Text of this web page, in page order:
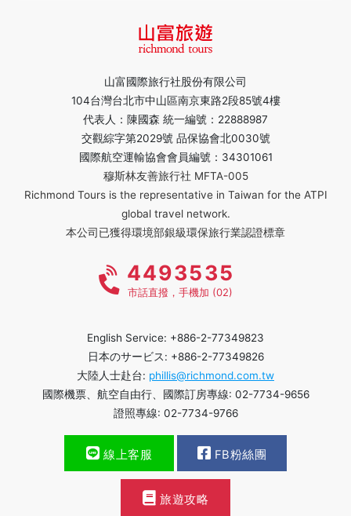
山富國際旅行社股份有限公司
104台灣台北市中山區南京東路2段85號4樓
代表人：陳國森 統一編號：22888987
交觀綜字第2029號 品保協會北0030號
國際航空運輸協會會員編號：34301061
穆斯林友善旅行社 MFTA-005
Richmond Tours is the representative in Taiwan for the ATPI
global travel network.
本公司已獲得環境部銀級環保旅行業認證標章
4493535
市話直撥，手機加 (02)
English Service: +886-2-77349823
日本のサービス: +886-2-77349826
大陸人士赴台: phillis@richmond.com.tw
國際機票、航空自由行、國際訂房專線: 02-7734-9656
證照專線: 02-7734-9766
線上客服 FB粉絲團
旅遊攻略